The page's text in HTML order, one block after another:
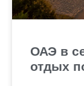
ОАЭ в
отдых